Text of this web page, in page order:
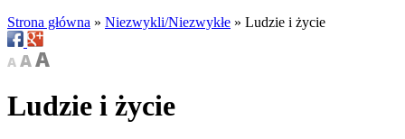
Strona główna » Niezwykli/Niezwykłe » Ludzie i życie
Ludzie i życie